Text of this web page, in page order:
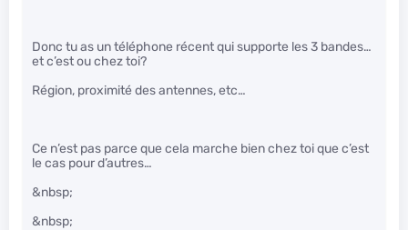
Donc tu as un téléphone récent qui supporte les 3 bandes…
et c’est ou chez toi?
Région, proximité des antennes, etc…
Ce n’est pas parce que cela marche bien chez toi que c’est
le cas pour d’autres…
&nbsp;
&nbsp;